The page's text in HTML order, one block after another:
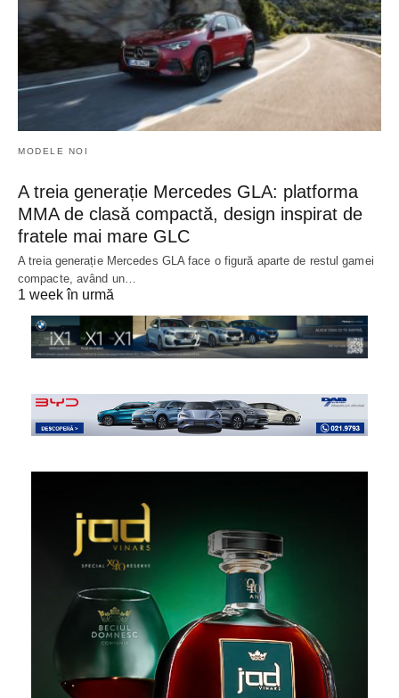
MODELE NOI
A treia generație Mercedes GLA: platforma
MMA de clasă compactă, design inspirat de
fratele mai mare GLC
A treia generație Mercedes GLA face o figură aparte de restul gamei
compacte, având un…
1 week în urmă